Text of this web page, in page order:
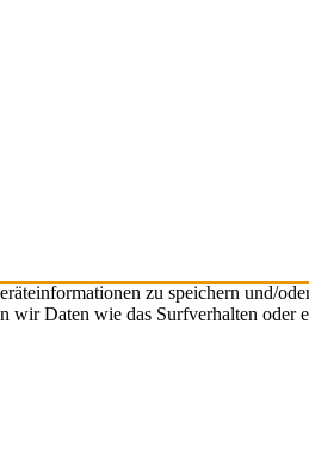
zu speichern und/
wir Daten wie das Surfverhalten